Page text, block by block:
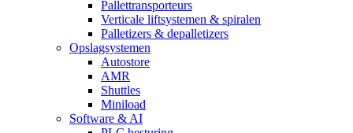
Pallettransporteurs
Verticale liftsystemen & spiralen
Palletizers & depalletizers
Opslagsystemen
Autostore
AMR
Shuttles
Miniload
Software & AI